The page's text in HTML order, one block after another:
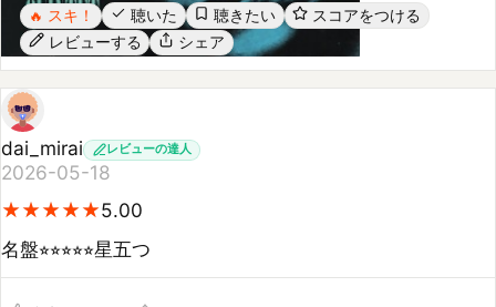
dai_mirai
2026-05-18
★
★★
★★
★★
★★
★5.00
参考になった シェア